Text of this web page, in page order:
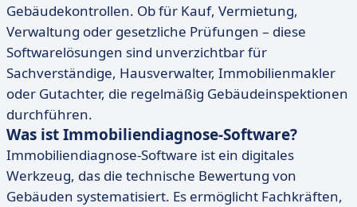
Gebäudekontrollen. Ob für Kauf, Vermietung,
Verwaltung oder gesetzliche Prüfungen – diese
Softwarelösungen sind unverzichtbar für
Sachverständige, Hausverwalter, Immobilienmakler
oder Gutachter, die regelmäßig Gebäudeinspektionen
durchführen.
Was ist Immobiliendiagnose-Software?
Immobiliendiagnose-Software ist ein digitales
Werkzeug, das die technische Bewertung von
Gebäuden systematisiert. Es ermöglicht Fachkräften,